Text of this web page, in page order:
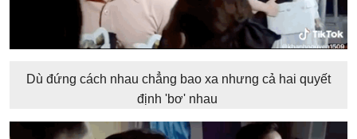
Dù đứng cách nhau chẳng bao xa nhưng cả hai quyết
định 'bơ' nhau